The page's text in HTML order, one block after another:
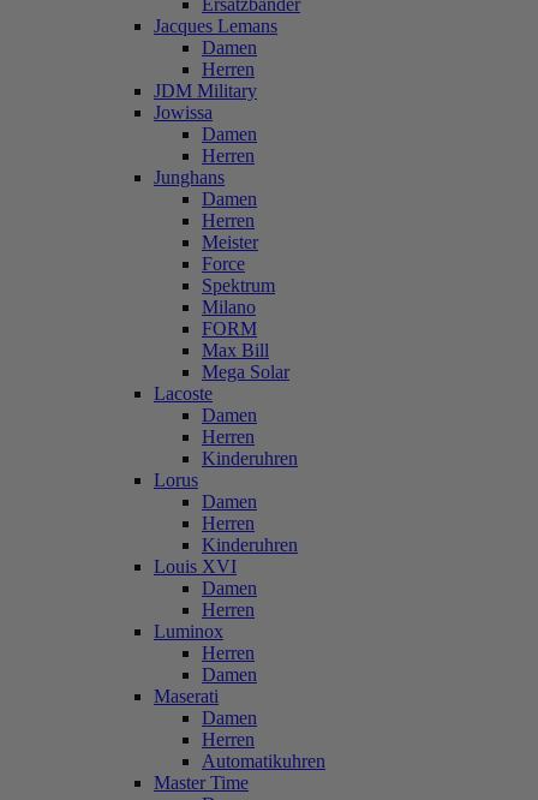
Ersatzbänder
Jacques Lemans
Damen
Herren
JDM Military
Jowissa
Damen
Herren
Junghans
Damen
Herren
Meister
Force
Spektrum
Milano
FORM
Max Bill
Mega Solar
Lacoste
Damen
Herren
Kinderuhren
Lorus
Damen
Herren
Kinderuhren
Louis XVI
Damen
Herren
Luminox
Herren
Damen
Maserati
Damen
Herren
Automatikuhren
Master Time